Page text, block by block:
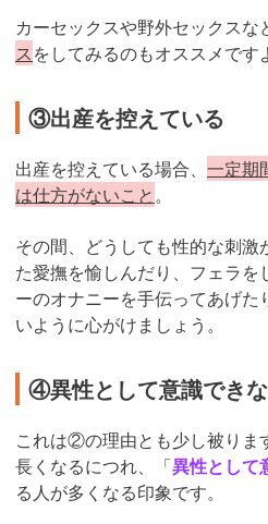
カーセックスや野外セックスな
スをしてみるのもオススメです
③出産を控えている
出産を控えている場合、 一定期
は仕方がないこと。
その間、どうしても性的な刺
た愛撫を愉しんだり、フェラ
ーのオナニーを手伝ってあげ
いように心がけましょう。
④異性として意識でき
これは②の理由とも少し被りま
長くなるにつれ、「異性として
る人が多くなる印象です。